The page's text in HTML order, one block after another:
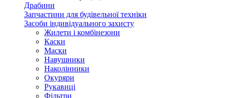
Драбини
Запчастини для будівельної техніки
Засоби індивідуального захисту
Жилети і комбінезони
Каски
Маски
Навушники
Наколінники
Окуряри
Рукавиці
Фільтри